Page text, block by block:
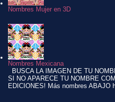
Nombres Mujer en 3D
Nombres Mexicana
BUSCA LA IMAGEN DE TU
SI NO APARECE TU NOMBRE
EDICIONES! Más nombres ABAJO